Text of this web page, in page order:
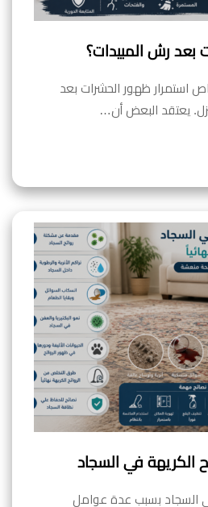
بعد رش المبيدات؟
استمرار ظهور الحشرات بعد
يعتقد البعض أن…
الكريهة في السجاد
السجاد بسبب عدة عوامل